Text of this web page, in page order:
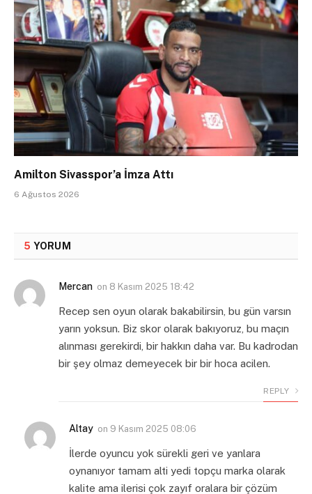
Amilton Sivasspor’a İmza Attı
6 Ağustos 2026
5 YORUM
Mercan on 8 Kasım 2025 18:42
Recep sen oyun olarak bakabilirsin, bu gün varsın
yarın yoksun. Biz skor olarak bakıyoruz, bu maçın
alınması gerekirdi, bir hakkın daha var. Bu kadrodan
bir şey olmaz demeyecek bir bir hoca acilen.
REPLY
Altay on 9 Kasım 2025 08:06
İlerde oyuncu yok sürekli geri ve yanlara
oynanıyor tamam alti yedi topçu marka olarak
kalite ama ilerisi çok zayıf oralara bir çözüm